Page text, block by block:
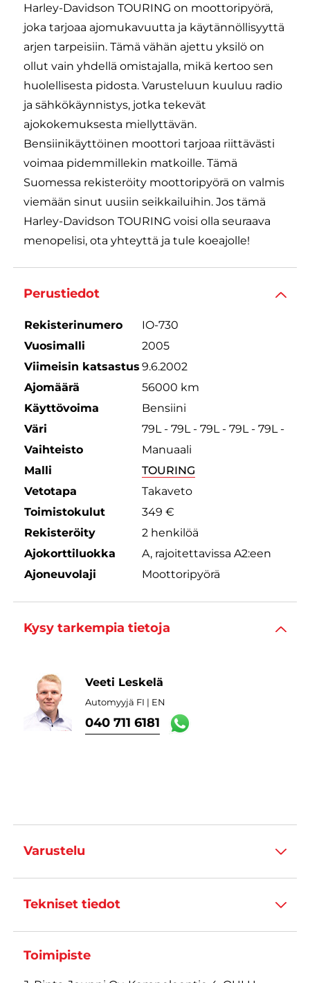
Harley-Davidson TOURING on moottoripyörä,
joka tarjoaa ajomukavuutta ja käytännöllisyyttä
arjen tarpeisiin. Tämä vähän ajettu yksilö on
ollut vain yhdellä omistajalla, mikä kertoo sen
huolellisesta pidosta. Varusteluun kuuluu radio
ja sähkökäynnistys, jotka tekevät
ajokokemuksesta miellyttävän.
Bensiinikäyttöinen moottori tarjoaa riittävästi
voimaa pidemmillekin matkoille. Tämä
Suomessa rekisteröity moottoripyörä on valmis
viemään sinut uusiin seikkailuihin. Jos tämä
Harley-Davidson TOURING voisi olla seuraava
menopelisi, ota yhteyttä ja tule koeajolle!
Perustiedot
Rekisterinumero
IO-730
Vuosimalli
2005
Viimeisin katsastus 9.6.2002
Ajomäärä
56000 km
Käyttövoima
Bensiini
Väri
79L - 79L - 79L - 79L - 79L -
Vaihteisto
Manuaali
Malli
TOURING
Vetotapa
Takaveto
Toimistokulut
349 €
Rekisteröity
2 henkilöä
Ajokorttiluokka
A, rajoitettavissa A2:een
Ajoneuvolaji
Moottoripyörä
Kysy tarkempia tietoja
Veeti Leskelä
Automyyjä FI | EN
040 711 6181
Varustelu
Tekniset tiedot
Toimipiste